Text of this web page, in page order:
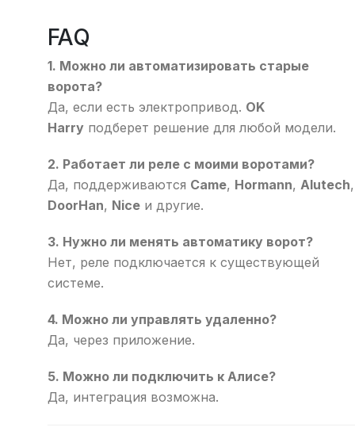
FAQ
1. Можно ли автоматизировать старые
ворота?
Да, если есть электропривод. OK
Harry подберет решение для любой модели.
2. Работает ли реле с моими воротами?
Да, поддерживаются Came, Hormann, Alutech,
DoorHan, Nice и другие.
3. Нужно ли менять автоматику ворот?
Нет, реле подключается к существующей
системе.
4. Можно ли управлять удаленно?
Да, через приложение.
5. Можно ли подключить к Алисе?
Да, интеграция возможна.